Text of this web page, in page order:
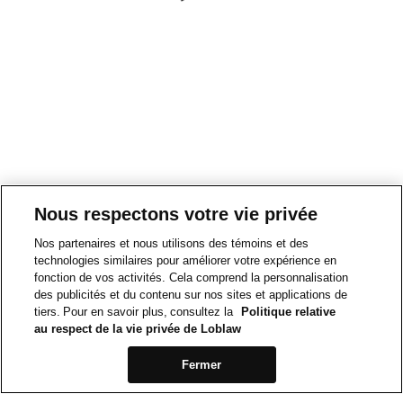
Nous respectons votre vie privée
Nos partenaires et nous utilisons des témoins et des
technologies similaires pour améliorer votre expérience en
fonction de vos activités. Cela comprend la personnalisation
des publicités et du contenu sur nos sites et applications de
tiers. Pour en savoir plus, consultez la
Politique relative
au respect de la vie privée de Loblaw
Fermer